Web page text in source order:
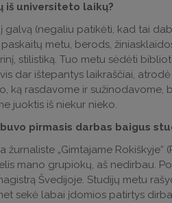
iš universiteto laikų?
galvą (negaliu patikėti, kad tai
metu, berods,
stilistiką. Tuo metu sėdėti
dar ištepantys laikraščiai,
ką rasdavome ir sužinodavome,
juoktis iš niekur nieko.
pirmasis darbas baigus
„Gimtajame Rokiškyje“
mano grupiokų, aš nedirbau.
Švedijoje. Studijų metu
sekė labai įdomios patirtys